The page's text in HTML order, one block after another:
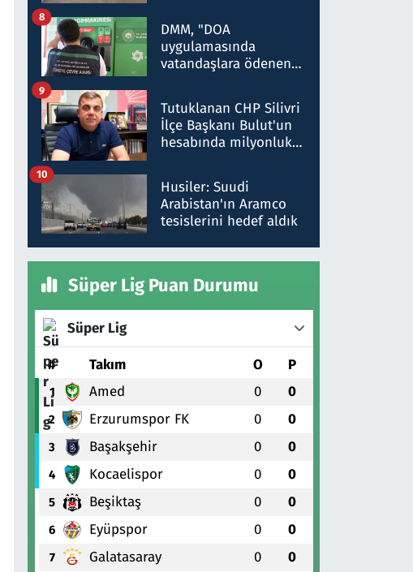
DMM, "DOA
uygulamasında
vatandaşlara ödenen
düşürüldüğü" iddiasını
yalanladı
8
Tutuklanan CHP Silivri
İlçe Başkanı Bulut'un
hesabında milyonluk
talimat verdi, ben
gönderdim
9
Husiler: Suudi
Arabistan'ın Aramco
tesislerini hedef aldık
10
Süper Lig Puan Durumu
Süper Lig
# Takım O P
1 Amed 0 0
2 Erzurumspor FK 0 0
3 Başakşehir 0 0
4 Kocaelispor 0 0
5 Beşiktaş 0 0
6 Eyüpspor 0 0
7 Galatasaray 0 0